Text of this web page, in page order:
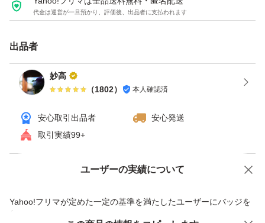
代金は運営が一旦預かり、評価後、出品者に支払われます
出品者
妙高
（1802） 本人確認済
安心取引出品者
安心発送
取引実績99+
ユーザーの実績について
Yahoo!フリマが定めた一定の基準を満たしたユーザーにバッジを
付与しています
価格の相談 商品への質問